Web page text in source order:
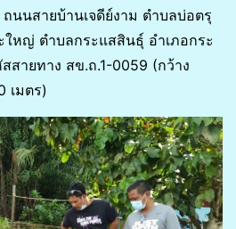
นนสายบ้านเจดีย์งาม ตำบลบ่อตรุ
ใหญ่ ตำบลกระแสสินธุ์ อำเภอกระ
สายทาง สข.ถ.1-0059 (กว้าง
เมตร)